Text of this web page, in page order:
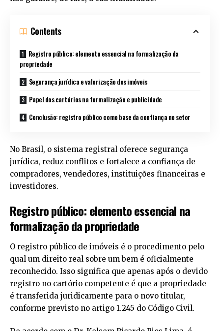
Contents
Registro público: elemento essencial na formalização da
propriedade
Segurança jurídica e valorização dos imóveis
Papel dos cartórios na formalização e publicidade
Conclusão: registro público como base da confiança no setor
No Brasil, o sistema registral oferece segurança
jurídica, reduz conflitos e fortalece a confiança de
compradores, vendedores, instituições financeiras e
investidores.
Registro público: elemento essencial na
formalização da propriedade
O registro público de imóveis é o procedimento pelo
qual um direito real sobre um bem é oficialmente
reconhecido. Isso significa que apenas após o devido
registro no cartório competente é que a propriedade
é transferida juridicamente para o novo titular,
conforme previsto no artigo 1.245 do Código Civil.